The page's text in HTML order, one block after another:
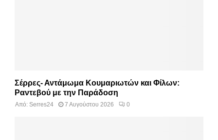
Σέρρες- Αντάμωμα Κουμαριωτών και Φίλων:
Ραντεβού με την Παράδοση
Από: Serres24 7 Αυγούστου 2026 0